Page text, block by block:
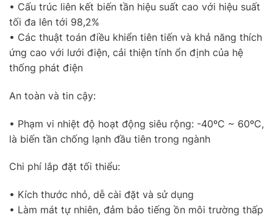
• Cấu trúc liên kết biến tần hiệu suất cao với hiệu suất
tối đa lên tới 98,2%
• Các thuật toán điều khiển tiên tiến và khả năng thích
ứng cao với lưới điện, cải thiện tính ổn định của hệ
thống phát điện
An toàn và tin cậy:
• Phạm vi nhiệt độ hoạt động siêu rộng: -40ºC ~ 60ºC,
là biến tần chống lạnh đầu tiên trong ngành
Chi phí lắp đặt tối thiểu:
• Kích thước nhỏ, dễ cài đặt và sử dụng
• Làm mát tự nhiên, đảm bảo tiếng ồn môi trường thấp